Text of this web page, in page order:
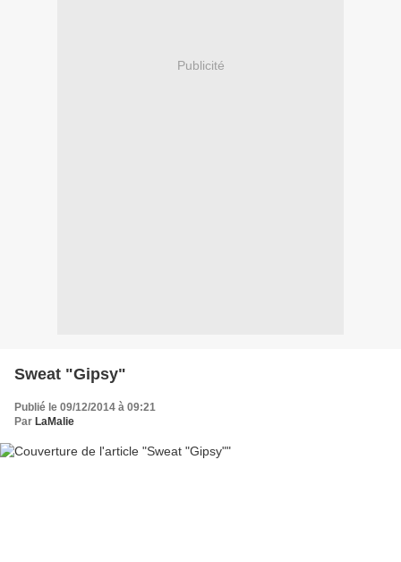
Publicité
Sweat "Gipsy"
Publié le 09/12/2014 à 09:21
Par LaMalie